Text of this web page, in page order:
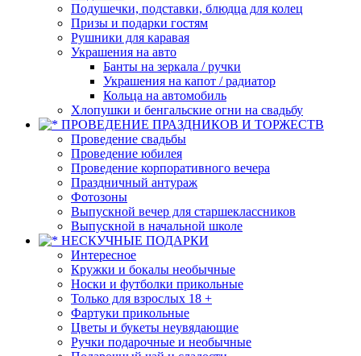
Подушечки, подставки, блюдца для колец
Призы и подарки гостям
Рушники для каравая
Украшения на авто
Банты на зеркала / ручки
Украшения на капот / радиатор
Кольца на автомобиль
Хлопушки и бенгальские огни на свадьбу
ПРОВЕДЕНИЕ ПРАЗДНИКОВ И ТОРЖЕСТВ
Проведение свадьбы
Проведение юбилея
Проведение корпоративного вечера
Праздничный антураж
Фотозоны
Выпускной вечер для старшеклассников
Выпускной в начальной школе
НЕСКУЧНЫЕ ПОДАРКИ
Интересное
Кружки и бокалы необычные
Носки и футболки прикольные
Только для взрослых 18 +
Фартуки прикольные
Цветы и букеты неувядающие
Ручки подарочные и необычные